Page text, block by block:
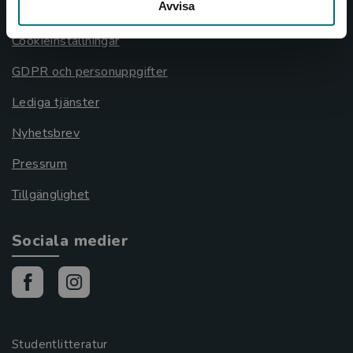
Avvisa
Cookieinställningar
GDPR och personuppgifter
Lediga tjänster
Nyhetsbrev
Pressrum
Tillgänglighet
Sociala medier
Studentlitteratur